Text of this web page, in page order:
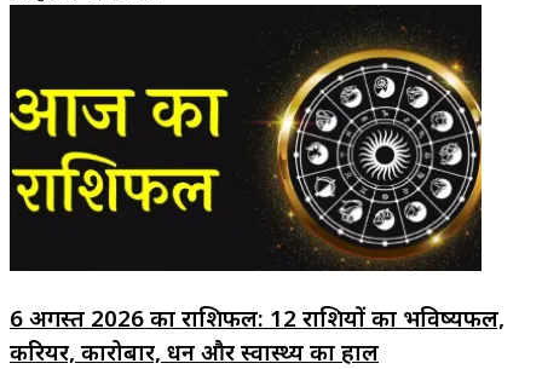
6 अगस्त 2026 का राशिफल: 12 राशियों का भविष्यफल,
करियर, कारोबार, धन और स्वास्थ्य का हाल